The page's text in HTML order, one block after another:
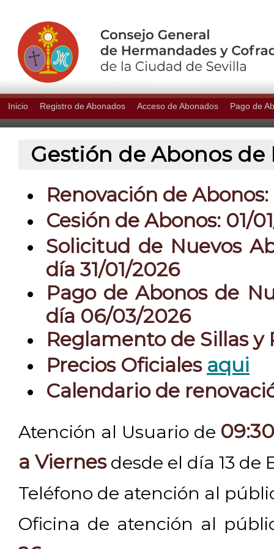
Inicio Registro de Abonados Acceso de Abonados Pago de
Gestión de Abonos de
Renovación de
Cesión de Abonos: 01/
Solicitud de Nuevos
día 31/01/2026
Pago de Abonos de
día 06/03/2026
Reglamento de Sillas y
Precios Oficiales aqui
Calendario de
Atención al Usuario de
a Viernesdesde el día 13 de
Teléfono de atención al
Oficina de atención al